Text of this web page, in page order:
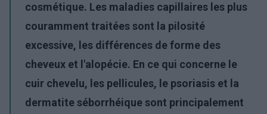
cosmétique. Les maladies capillaires les plus
couramment traitées sont la pilosité
excessive, les différences de forme des
cheveux et l'alopécie. En ce qui concerne le
cuir chevelu, les pellicules, le psoriasis et la
dermatite séborrhéique sont principalement